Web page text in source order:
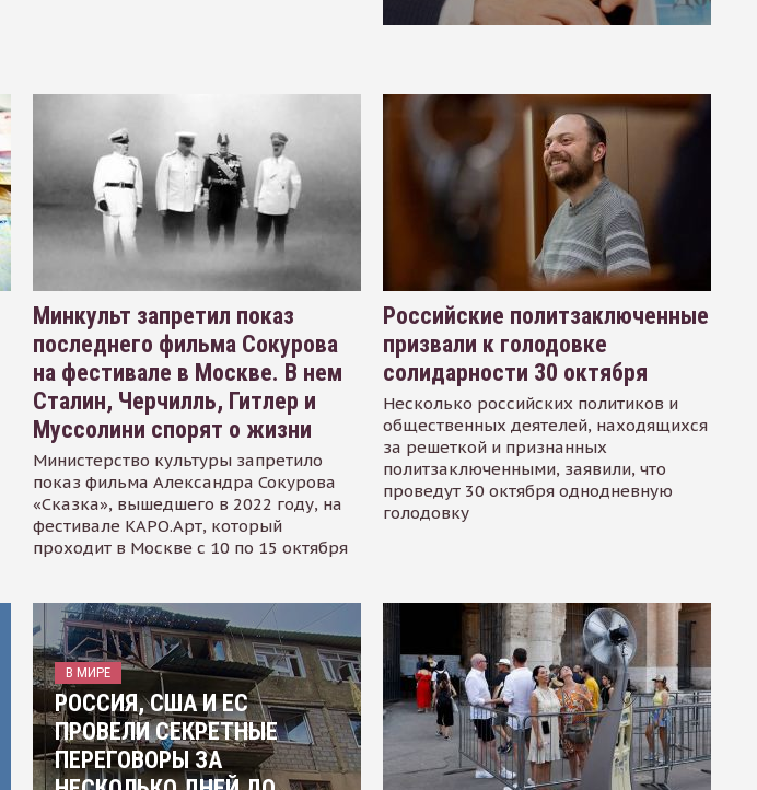
Минкульт запретил показ
последнего фильма Сокурова
на фестивале в Москве. В нем
Сталин, Черчилль, Гитлер и
Муссолини спорят о жизни
Министерство культуры запретило
показ фильма Александра Сокурова
«Сказка», вышедшего в 2022 году, на
фестивале КАРО.Арт, который
проходит в Москве с 10 по 15 октября
Российские политзаключенные
призвали к голодовке
солидарности 30 октября
Несколько российских политиков и
общественных деятелей, находящихся
за решеткой и признанных
политзаключенными, заявили, что
проведут 30 октября однодневную
голодовку
В МИРЕ
РОССИЯ, США И ЕС
ПРОВЕЛИ СЕКРЕТНЫЕ
ПЕРЕГОВОРЫ ЗА